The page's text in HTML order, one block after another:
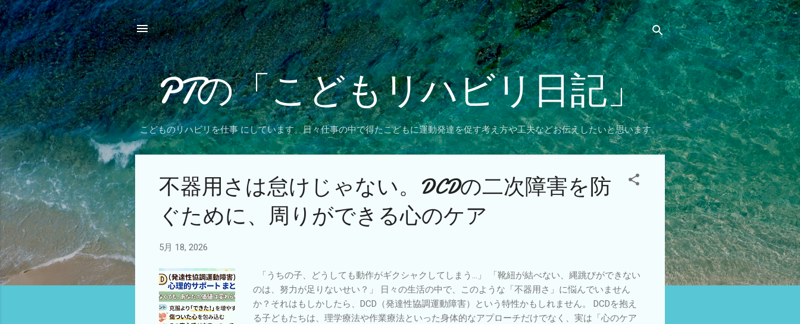
スキップしてメイン コンテンツに移動
PTの「こどもリハビリ日記」
こどものリハビリを仕事 にしています。日々仕事の中で得たこどもに運動発達を促す考え方や工夫などお伝えしたいと思います。
不器用さは怠けじゃない。DCDの二次障害を防
ぐために、周りができる心のケア
5月 18, 2026
「うちの子、どうしても動作がギクシャクしてしまう…」 「靴紐が結べない、縄跳びができない
のは、努力が足りないせい？」 日々の生活の中で、このような「不器用さ」に悩んでいません
か？それはもしかしたら、DCD（発達性協調運動障害）という特性かもしれません。 DCDを抱え
る子どもたちは、理学療法や作業療法といった身体的なアプローチだけでなく、実は「心のケア